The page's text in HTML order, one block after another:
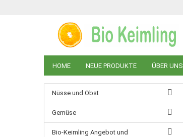
HOME NEUE PRODUKTE ÜBER UNS
Nüsse und Obst
Gemüse
Bio-Keimling Angebot und